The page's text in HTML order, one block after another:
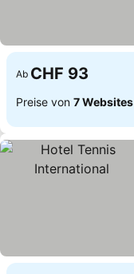
Ab CHF 93
Preise von 7 Websites